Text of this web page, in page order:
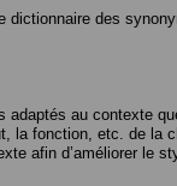
dictionnaire des
adaptés au contexte
la fonction, etc. de la
afin d’améliorer le